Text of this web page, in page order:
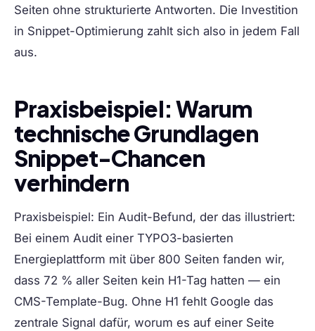
Seiten ohne strukturierte Antworten. Die Investition
in Snippet-Optimierung zahlt sich also in jedem Fall
aus.
Praxisbeispiel: Warum
technische Grundlagen
Snippet-Chancen
verhindern
Praxisbeispiel: Ein Audit-Befund, der das illustriert:
Bei einem Audit einer TYPO3-basierten
Energieplattform mit über 800 Seiten fanden wir,
dass 72 % aller Seiten kein H1-Tag hatten — ein
CMS-Template-Bug. Ohne H1 fehlt Google das
zentrale Signal dafür, worum es auf einer Seite